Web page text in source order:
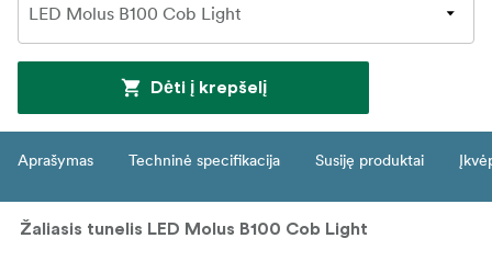
Dėti į krepšelį
Aprašymas Techninė specifikacija Susiję produktai
Žaliasis tunelis LED Molus B100 Cob Light